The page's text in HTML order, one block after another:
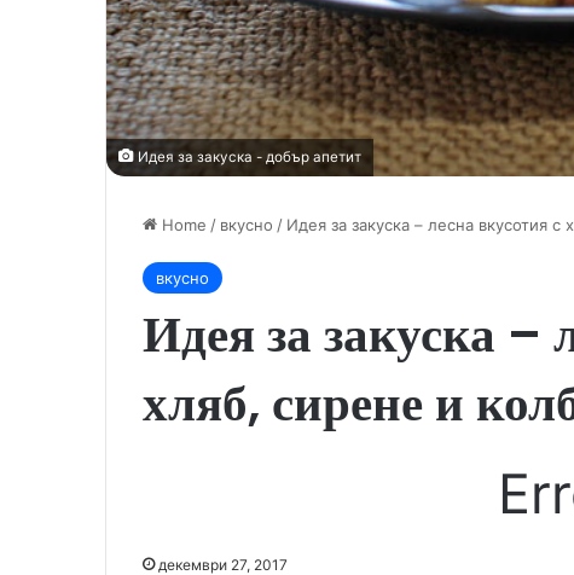
Идея за закуска - добър апетит
Home / вкусно / Идея за закуска – лесна вкусотия с
вкусно
Идея за закуска –
хляб, сирене и
декември 27, 2017